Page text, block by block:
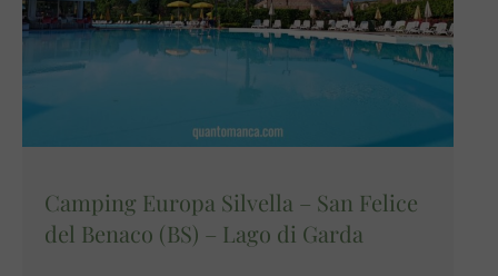
Camping Europa Silvella – San Felice
del Benaco (BS) – Lago di Garda